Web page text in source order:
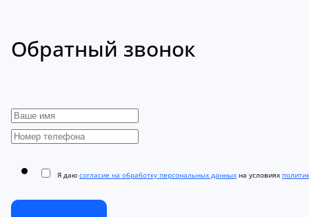
Обратный звонок
Я даю согласие на обработку персональных данных на условиях